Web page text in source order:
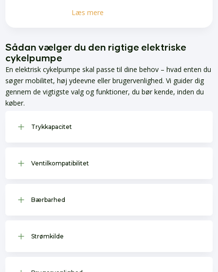
Læs mere
Sådan vælger du den rigtige elektriske
cykelpumpe
En elektrisk cykelpumpe skal passe til dine behov – hvad enten du
søger mobilitet, høj ydeevne eller brugervenlighed. Vi guider dig
gennem de vigtigste valg og funktioner, du bør kende, inden du
køber.
L Trykkapacitet
L Ventilkompatibilitet
L Bærbarhed
L Strømkilde